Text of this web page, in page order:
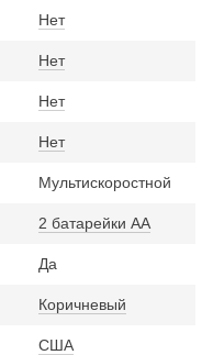
Нет
Нет
Нет
Нет
Мультискоростной
2 батарейки АА
Да
Коричневый
США